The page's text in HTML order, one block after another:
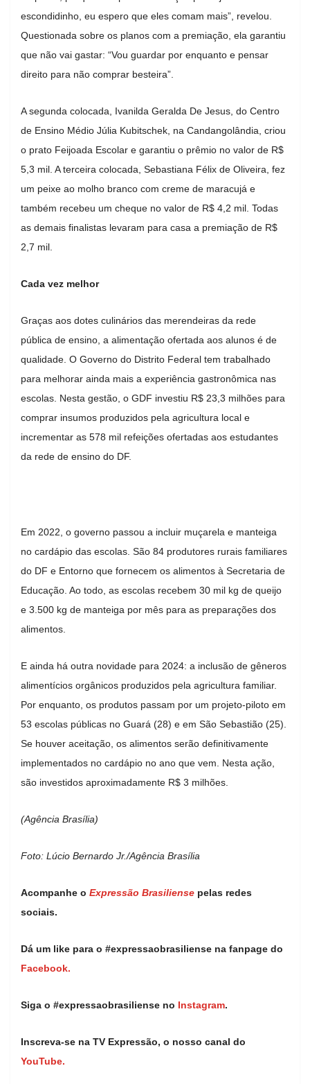
escondidinho, eu espero que eles comam mais”, revelou.
Questionada sobre os planos com a premiação, ela garantiu
que não vai gastar: “Vou guardar por enquanto e pensar
direito para não comprar besteira”.
A segunda colocada, Ivanilda Geralda De Jesus, do Centro
de Ensino Médio Júlia Kubitschek, na Candangolândia, criou
o prato Feijoada Escolar e garantiu o prêmio no valor de R$
5,3 mil. A terceira colocada, Sebastiana Félix de Oliveira, fez
um peixe ao molho branco com creme de maracujá e
também recebeu um cheque no valor de R$ 4,2 mil. Todas
as demais finalistas levaram para casa a premiação de R$
2,7 mil.
Cada vez melhor
Graças aos dotes culinários das merendeiras da rede
pública de ensino, a alimentação ofertada aos alunos é de
qualidade. O Governo do Distrito Federal tem trabalhado
para melhorar ainda mais a experiência gastronômica nas
escolas. Nesta gestão, o GDF investiu R$ 23,3 milhões para
comprar insumos produzidos pela agricultura local e
incrementar as 578 mil refeições ofertadas aos estudantes
da rede de ensino do DF.
Em 2022, o governo passou a incluir muçarela e manteiga
no cardápio das escolas. São 84 produtores rurais familiares
do DF e Entorno que fornecem os alimentos à Secretaria de
Educação. Ao todo, as escolas recebem 30 mil kg de queijo
e 3.500 kg de manteiga por mês para as preparações dos
alimentos.
E ainda há outra novidade para 2024: a inclusão de gêneros
alimentícios orgânicos produzidos pela agricultura familiar.
Por enquanto, os produtos passam por um projeto-piloto em
53 escolas públicas no Guará (28) e em São Sebastião (25).
Se houver aceitação, os alimentos serão definitivamente
implementados no cardápio no ano que vem. Nesta ação,
são investidos aproximadamente R$ 3 milhões.
(Agência Brasília)
Foto: Lúcio Bernardo Jr./Agência Brasília
Acompanhe o Expressão Brasiliense pelas redes
sociais.
Dá um like para o #expressaobrasiliense na fanpage do
Facebook.
Siga o #expressaobrasiliense no Instagram.
Inscreva-se na TV Expressão, o nosso canal do
YouTube.